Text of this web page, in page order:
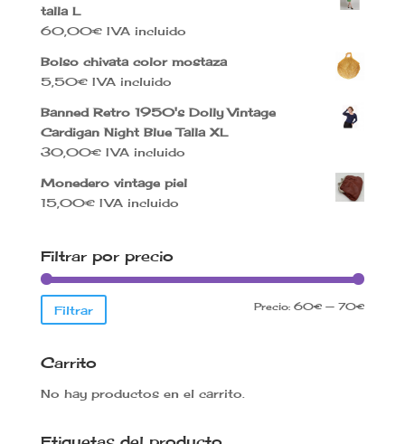
talla L
60,00€ IVA incluido
Bolso chivata color mostaza
5,50€ IVA incluido
Banned Retro 1950's Dolly Vintage
Cardigan Night Blue Talla XL
30,00€ IVA incluido
Monedero vintage piel
15,00€ IVA incluido
Filtrar por precio
Precio
Precio
Filtrar Precio:60€ —70€
Carrito
No hay productos en el carrito.